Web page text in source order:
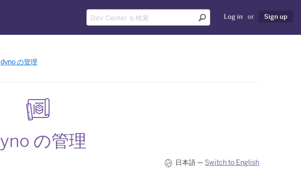
Log in or Sign up
dyno の管理
の管理
日本語 — Switch to English